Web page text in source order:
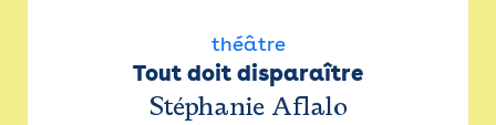
théâtre
Tout doit disparaître
Stéphanie Aflalo